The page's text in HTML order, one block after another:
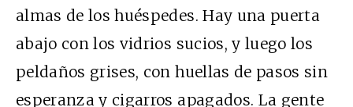
almas de los huéspedes. Hay una puerta
abajo con los vidrios sucios, y luego los
peldaños grises, con huellas de pasos sin
esperanza y cigarros apagados. La gente